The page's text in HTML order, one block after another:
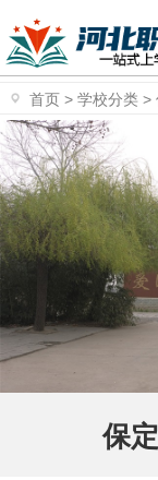
首页 > 学校分类 >
保